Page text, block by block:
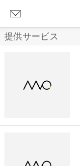
提供サービス